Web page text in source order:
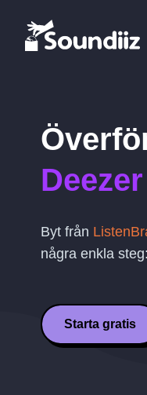
Deezer
Byt från
några enkla steg:
Starta gratis